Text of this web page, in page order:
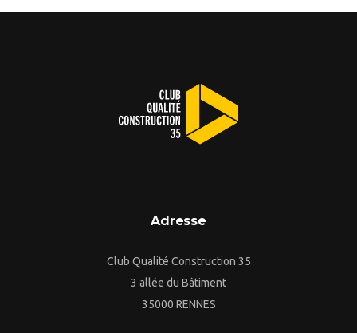
Adresse
Club Qualité Construction 35
3 allée du Bâtiment
35000 RENNES